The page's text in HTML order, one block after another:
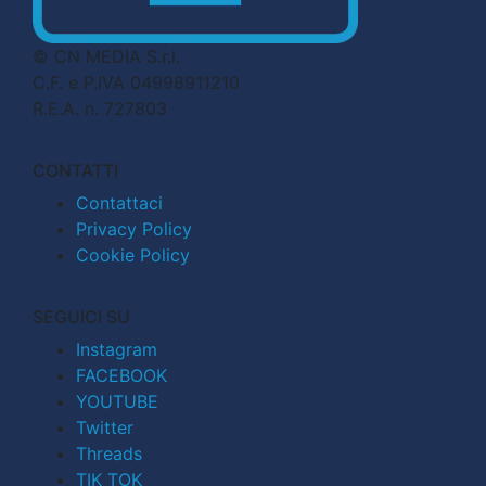
© CN MEDIA S.r.l.
C.F. e P.IVA 04998911210
R.E.A. n. 727803
CONTATTI
Contattaci
Privacy Policy
Cookie Policy
SEGUICI SU
Instagram
FACEBOOK
YOUTUBE
Twitter
Threads
TIK TOK